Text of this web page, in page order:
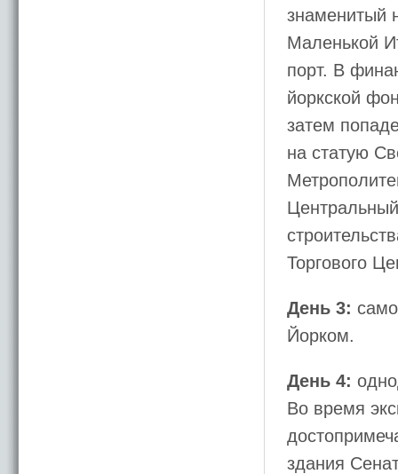
знаменитый
Маленькой
порт. В
йоркской
затем
на статую
Торгового
День 3:
Йорком.
День 4:
Во время
здания